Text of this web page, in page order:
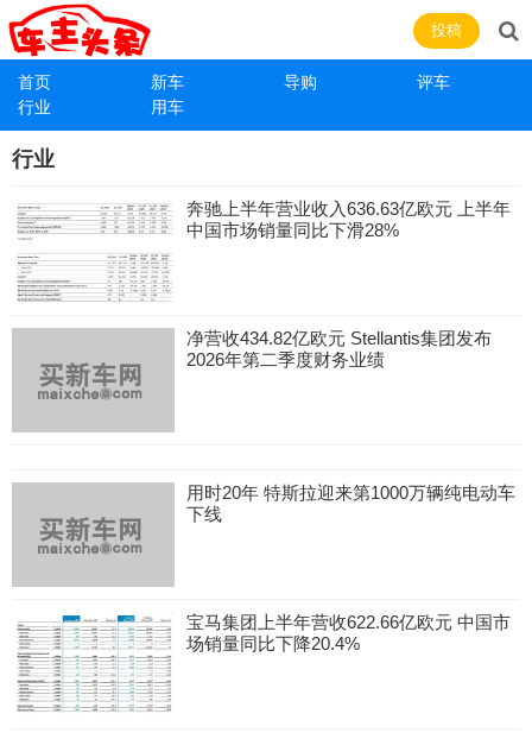
首页 新车 导购
评车
行业
用车
投稿
行业
奔驰上半年营业收入636.63亿欧元 上半年
中国市场销量同比下滑28%
净营收434.82亿欧元 Stellantis集团发布
2026年第二季度财务业绩
用时20年 特斯拉迎来第1000万辆纯电动车
下线
宝马集团上半年营收622.66亿欧元 中国市
场销量同比下降20.4%